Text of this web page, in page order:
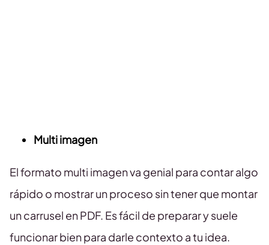
Multi imagen
El formato multi imagen va genial para contar algo
rápido o mostrar un proceso sin tener que montar
un carrusel en PDF. Es fácil de preparar y suele
funcionar bien para darle contexto a tu idea.